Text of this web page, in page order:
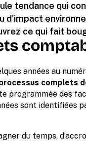
tendance qui
d’impact
ce qui fait
années au
complets
programmée des
sont identifiées
du temps,